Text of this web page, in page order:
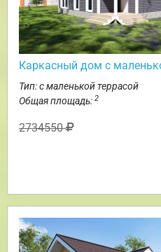
Каркасный дом с
Тип: с маленькой террасой
Общая площадь: 2
2734550